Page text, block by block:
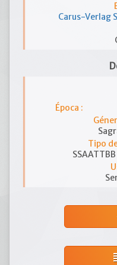
Carus-
Época :
Tipo
SSAATTBB